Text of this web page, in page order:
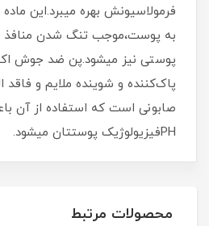
فرمولاسیونش بهره میبرد.این
به پوست،موجب تنگ شدن منافذ و
پوستی نیز میشود.پن ضد جوش
پاک‌کننده و شوینده ملایم و فاقد
صابونی است که استفاده از آن
PHفیزیولوژیک پوستتان میشود.
محصولات مرتبط